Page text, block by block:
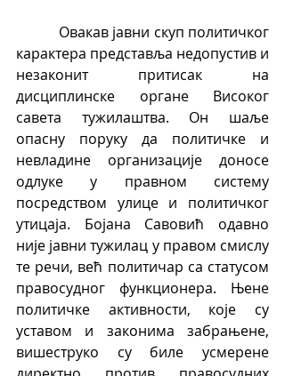
Овакав јавни скуп политичког
карактера представља недопустив и
незаконит притисак на
дисциплинске органе Високог
савета тужилаштва. Он шаље
опасну поруку да политичке и
невладине организације доносе
одлуке у правном систему
посредством улице и политичког
утицаја. Бојана Савовић одавно
није јавни тужилац у правом смислу
те речи, већ политичар са статусом
правосудног функционера. Њене
политичке активности, које су
уставом и законима забрањене,
вишеструко су биле усмерене